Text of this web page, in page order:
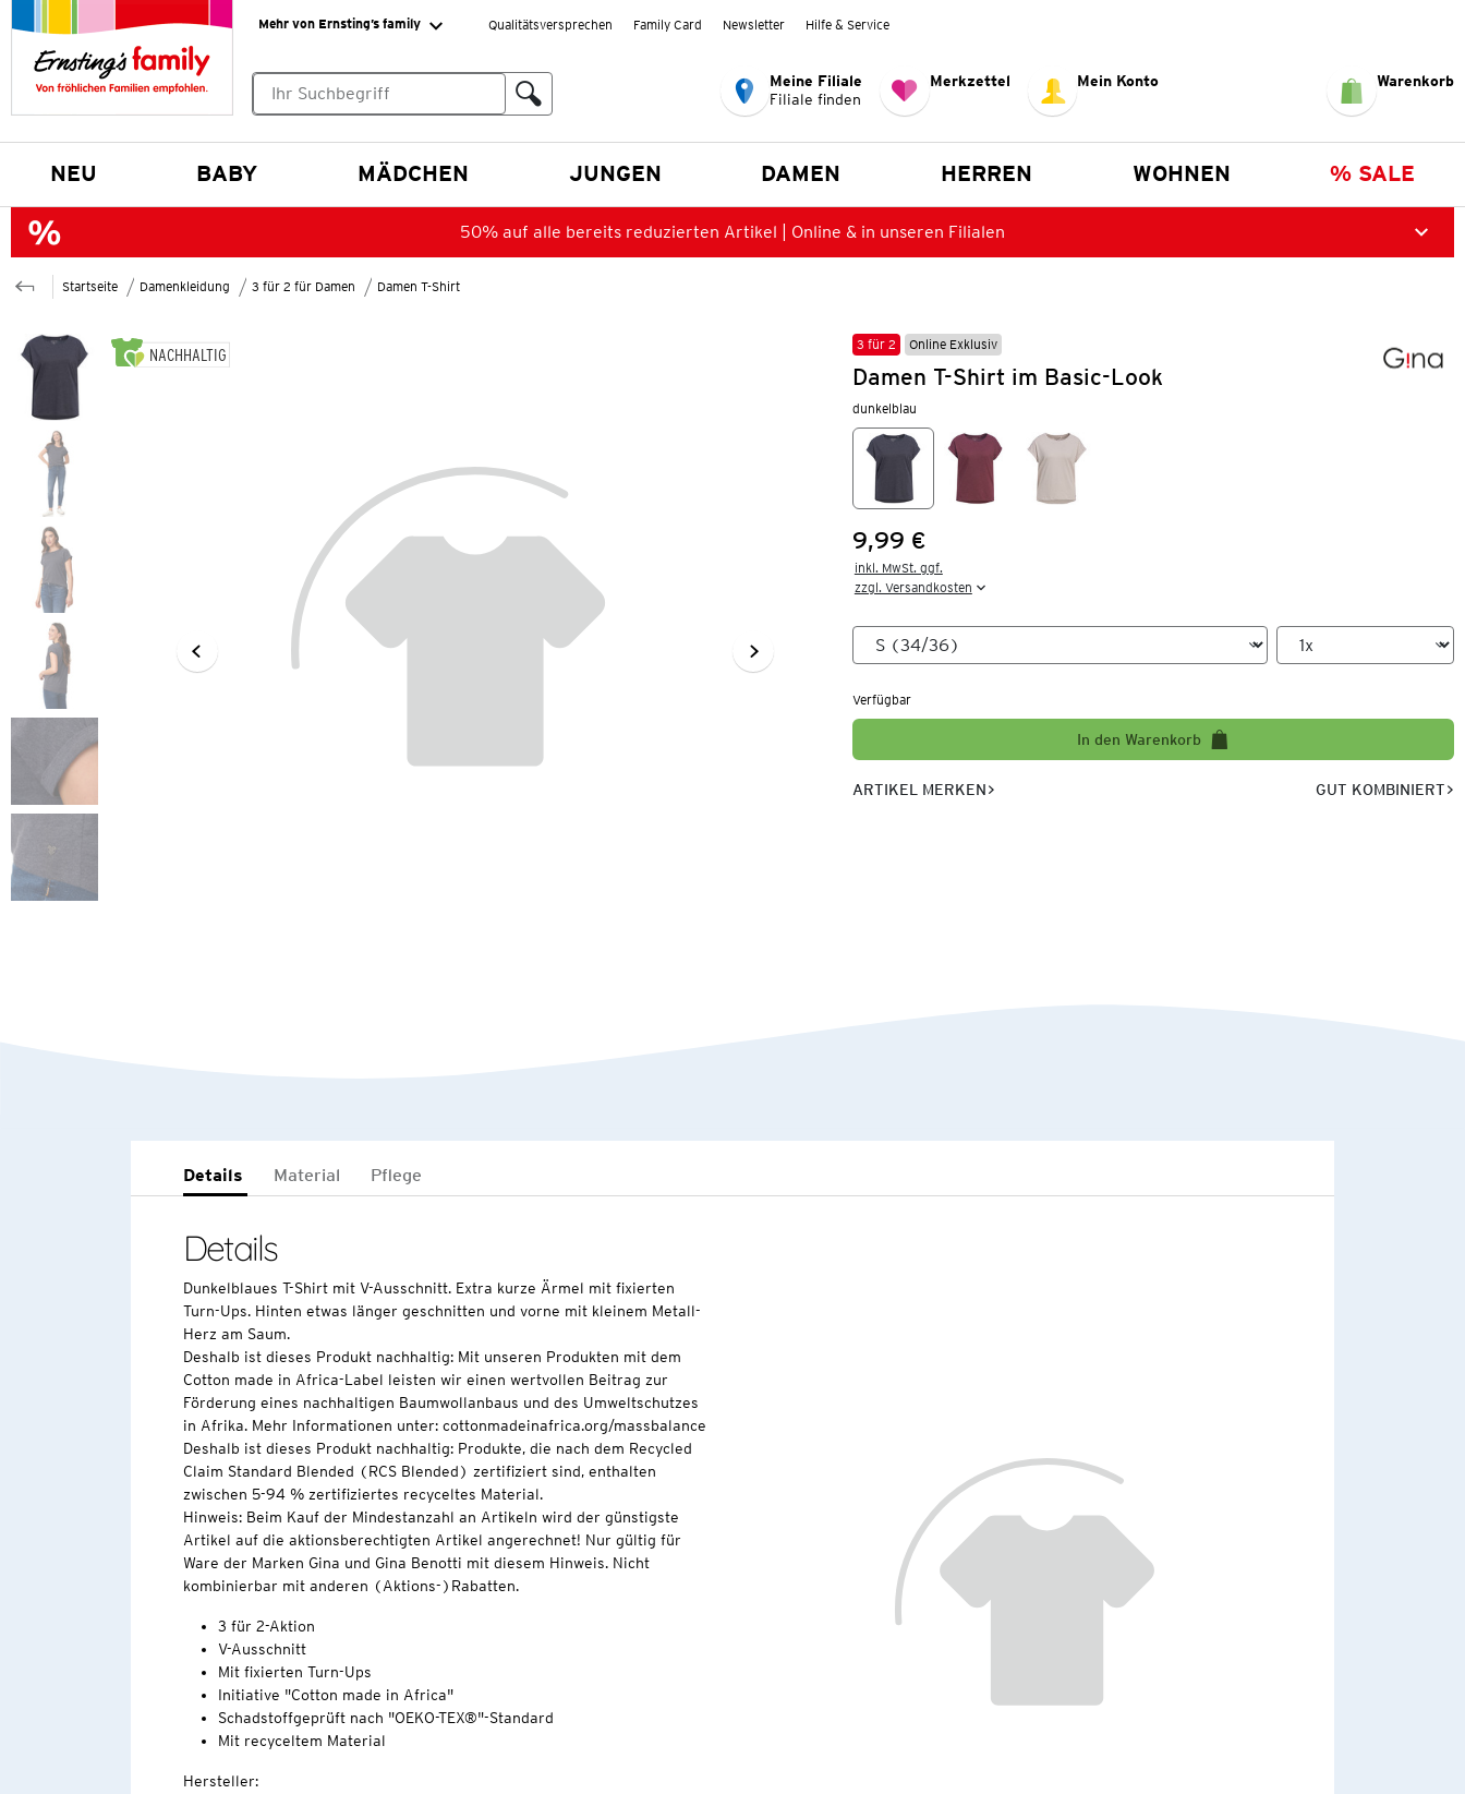
Mehr von Ernsting’s family Qualitätsversprechen Family Card Newsletter Hilfe & Service
Meine Filiale
Filiale finden
Merkzettel Mein Konto Warenkorb
NEU BABY MÄDCHEN JUNGEN DAMEN HERREN WOHNEN % SALE
50% auf alle bereits reduzierten Artikel | Online & in unseren Filialen
Startseite Damenkleidung 3 für 2 für Damen Damen T-Shirt
NACHHALTIG
3 für 2 Online Exklusiv
Damen T-Shirt im Basic-Look
dunkelblau
Preis:
9,99 €
inkl. MwSt. ggf.
zzgl. Versandkosten
Verfügbar
In den Warenkorb
ARTIKEL MERKEN GUT KOMBINIERT
Details Material Pflege
Details
Dunkelblaues T-Shirt mit V-Ausschnitt. Extra kurze Ärmel mit fixierten
Turn-Ups. Hinten etwas länger geschnitten und vorne mit kleinem Metall-
Herz am Saum.
Deshalb ist dieses Produkt nachhaltig: Mit unseren Produkten mit dem
Cotton made in Africa-Label leisten wir einen wertvollen Beitrag zur
Förderung eines nachhaltigen Baumwollanbaus und des Umweltschutzes
in Afrika. Mehr Informationen unter: cottonmadeinafrica.org/massbalance
Deshalb ist dieses Produkt nachhaltig: Produkte, die nach dem Recycled
Claim Standard Blended (RCS Blended) zertifiziert sind, enthalten
zwischen 5-94 % zertifiziertes recyceltes Material.
Hinweis: Beim Kauf der Mindestanzahl an Artikeln wird der günstigste
Artikel auf die aktionsberechtigten Artikel angerechnet! Nur gültig für
Ware der Marken Gina und Gina Benotti mit diesem Hinweis. Nicht
kombinierbar mit anderen (Aktions-)Rabatten.
3 für 2-Aktion
V-Ausschnitt
Mit fixierten Turn-Ups
Initiative "Cotton made in Africa"
Schadstoffgeprüft nach "OEKO-TEX®"-Standard
Mit recyceltem Material
Hersteller: